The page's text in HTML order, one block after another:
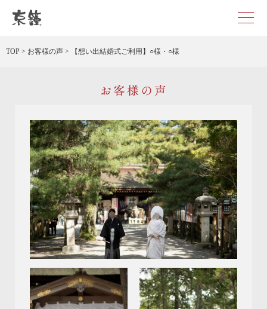
TOP > お客様の声 > 【想い出結婚式ご利用】○様・○様